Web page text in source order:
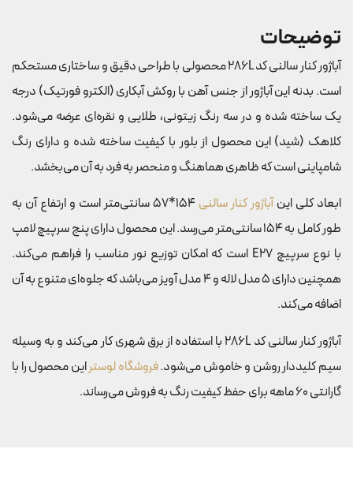
توضیحات
آباژور کنار سالنی کد 286L محصولی با طراحی دقیق و ساختاری مستحکم
است. بدنه این آباژور از جنس آهن با روکش آبکاری (الکترو فورتیک) درجه
یک ساخته شده و در سه رنگ زیتونی، طلایی و نقره‌ای عرضه می‌شود.
کلاهک (شید) این محصول از بلور با کیفیت ساخته شده و دارای رنگ
شامپاینی است که ظاهری هماهنگ و منحصر به فرد به آن می‌بخشد.
ابعاد کلی اینآباژور کنار سالنی
154*57 سانتی‌متر است و ارتفاع آن به
طور کامل به 154 سانتی‌متر می‌رسد. این محصول دارای پنج سرپیچ لامپ
با نوع سرپیچ E27 است که امکان توزیع نور مناسب را فراهم می‌کند.
همچنین دارای 5 مدل لاله و 4 مدل آویز می‌باشد که جلوه‌ای متنوع به آن
اضافه می‌کند.
آباژور کنار سالنی کد 286L با استفاده از برق شهری کار می‌کند و به وسیله
سیم کلیددار روشن و خاموش می‌شود.فروشگاه لوستراین محصول را با
گارانتی 60 ماهه برای حفظ کیفیت رنگ به فروش می‌رساند.